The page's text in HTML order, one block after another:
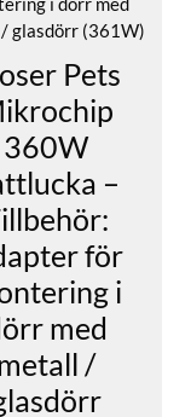
Pets
360W
–
för
i
med
/